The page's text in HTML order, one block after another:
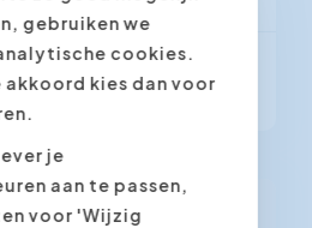
(excl. BTW)
gebruiken we
cookies.
akkoord kies dan voor
je
aan te passen,
voor 'Wijzig